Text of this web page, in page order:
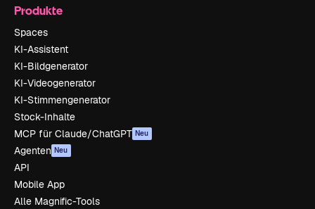
Produkte
Spaces
KI-Assistent
KI-Bildgenerator
KI-Videogenerator
KI-Stimmengenerator
Stock-Inhalte
MCP für Claude/ChatGPT Neu
Agenten Neu
API
Mobile App
Alle Magnific-Tools